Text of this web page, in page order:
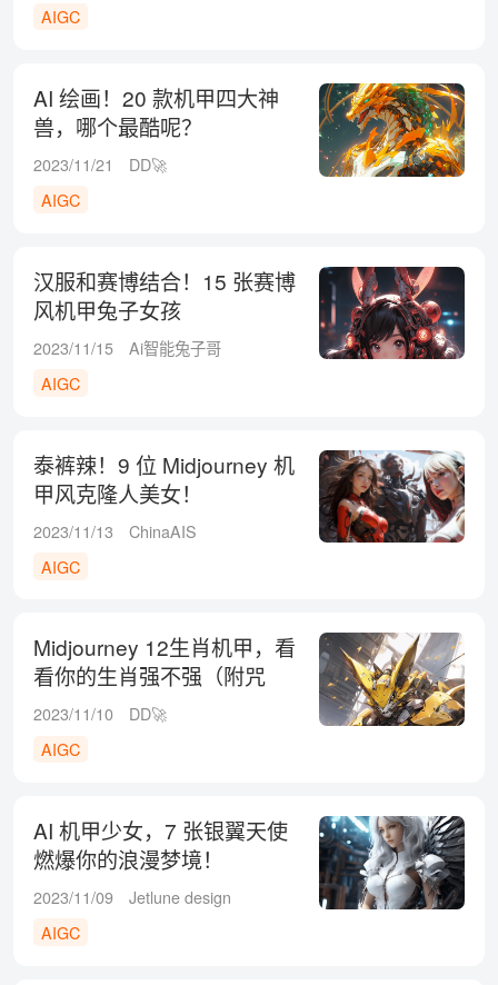
AIGC
AI 绘画！20 款机甲四大神
兽，哪个最酷呢？
2023/11/21
DD🚀
AIGC
汉服和赛博结合！15 张赛博
风机甲兔子女孩
2023/11/15
Ai智能兔子哥
AIGC
泰裤辣！9 位 Midjourney 机
甲风克隆人美女！
2023/11/13
ChinaAIS
AIGC
Midjourney 12生肖机甲，看
看你的生肖强不强（附咒
语）
2023/11/10
DD🚀
AIGC
AI 机甲少女，7 张银翼天使
燃爆你的浪漫梦境！
2023/11/09
Jetlune design
AIGC